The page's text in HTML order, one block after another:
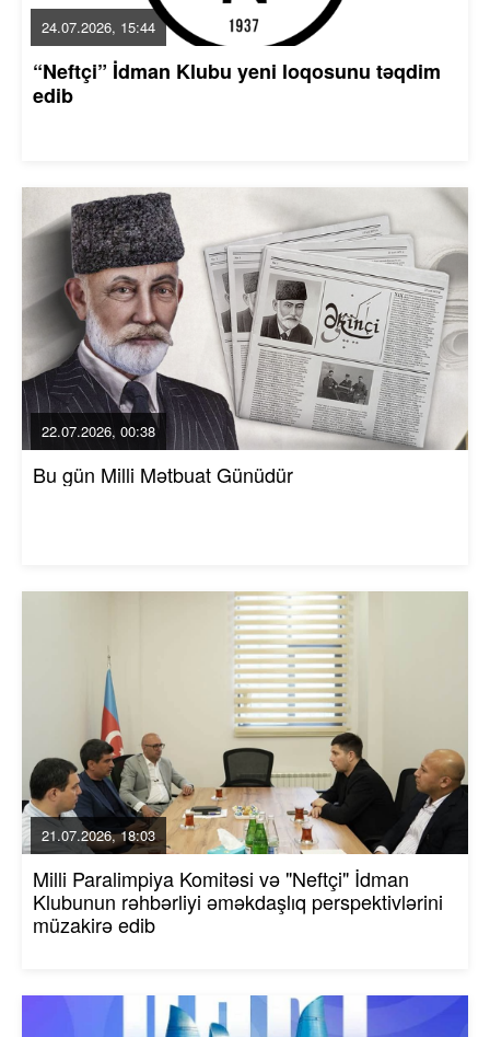
24.07.2026, 15:44
“Neftçi” İdman Klubu yeni loqosunu təqdim
edib
22.07.2026, 00:38
Bu gün Milli Mətbuat Günüdür
21.07.2026, 18:03
Milli Paralimpiya Komitəsi və "Neftçi" İdman
Klubunun rəhbərliyi əməkdaşlıq perspektivlərini
müzakirə edib